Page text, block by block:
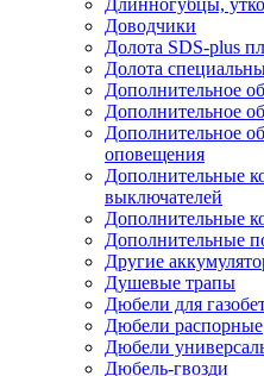
Доводчики
Долота SDS-plus
Долота
Дополнительное
Дополнительное
Дополнительное
оповещения
Дополнительные
выключателей
Дополнительные
Дополнительные
Другие
Душевые трапы
Дюбели для
Дюбели распорные
Дюбели
Дюбель-гвозди